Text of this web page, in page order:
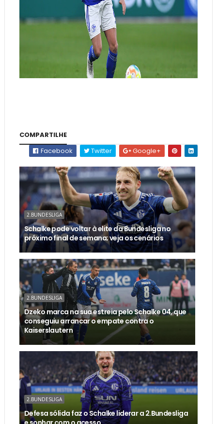
COMPARTILHE
Facebook
Twitter Google+
2.BUNDESLIGA
Schalke pode voltar à elite da Bundesliga no
próximo final de semana; veja os cenários
2.BUNDESLIGA
Dzeko marca na sua estreia pelo Schalke 04, que
conseguiu arrancar o empate contra o
Kaiserslautern
2.BUNDESLIGA
Defesa sólida faz o Schalke liderar a 2.Bundesliga